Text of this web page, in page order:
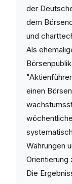
der
dem
und
Als
einen
Währungen
Orientierung
Die